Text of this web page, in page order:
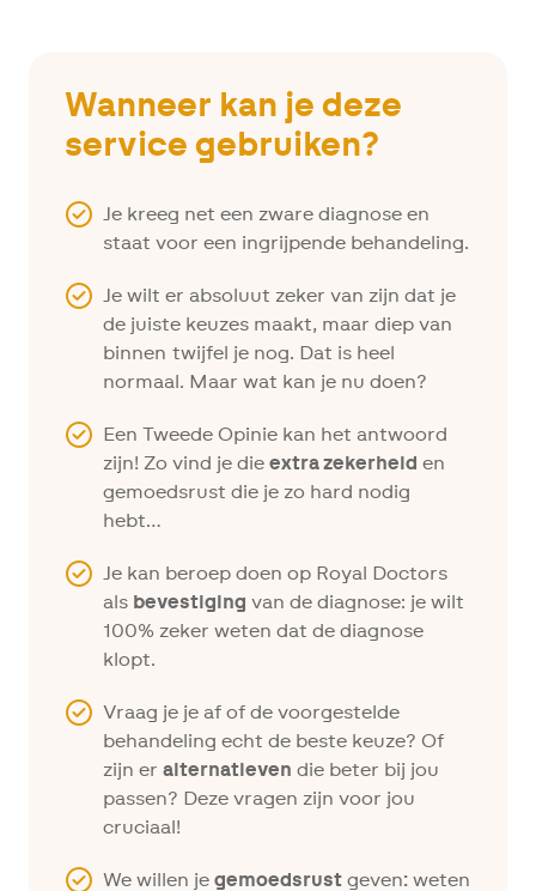
Wanneer kan je deze
service gebruiken?
Je kreeg net een zware diagnose en
staat voor een ingrijpende behandeling.
Je wilt er absoluut zeker van zijn dat je
de juiste keuzes maakt, maar diep van
binnen twijfel je nog. Dat is heel
normaal. Maar wat kan je nu doen?
Een Tweede Opinie kan het antwoord
zijn! Zo vind je die extra zekerheid en
gemoedsrust die je zo hard nodig
hebt…
Je kan beroep doen op Royal Doctors
als bevestiging van de diagnose: je wilt
100% zeker weten dat de diagnose
klopt.
Vraag je je af of de voorgestelde
behandeling echt de beste keuze? Of
zijn er alternatieven die beter bij jou
passen? Deze vragen zijn voor jou
cruciaal!
We willen je gemoedsrustgeven:weten